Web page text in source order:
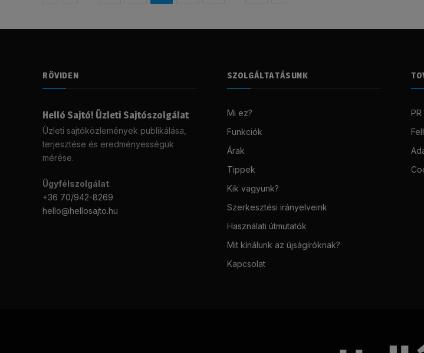
RÖVIDEN
Helló Sajtó! Üzleti Sajtószolgálat
Üzleti sajtóközlemények publikálása,
terjesztése és eredményességük
mérése.
Ügyfélszolgálat:
+36 70/942-8269
hello@hellosajto.hu
SZOLGÁLTATÁSUNK
Mi ez?
Funkciók
Árak
Tippek
Kik vagyunk?
Szerkesztési irányelveink
Használati útmutatók
Mit kínálunk az újságíróknak?
Kapcsolat